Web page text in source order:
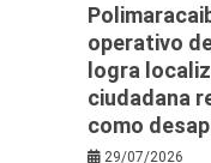
operativo
logra
ciudadana
como
29/07/2026